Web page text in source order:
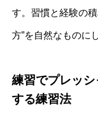
す。習慣と経験の
方”を自然なものに
練習でプレッ
する練習法